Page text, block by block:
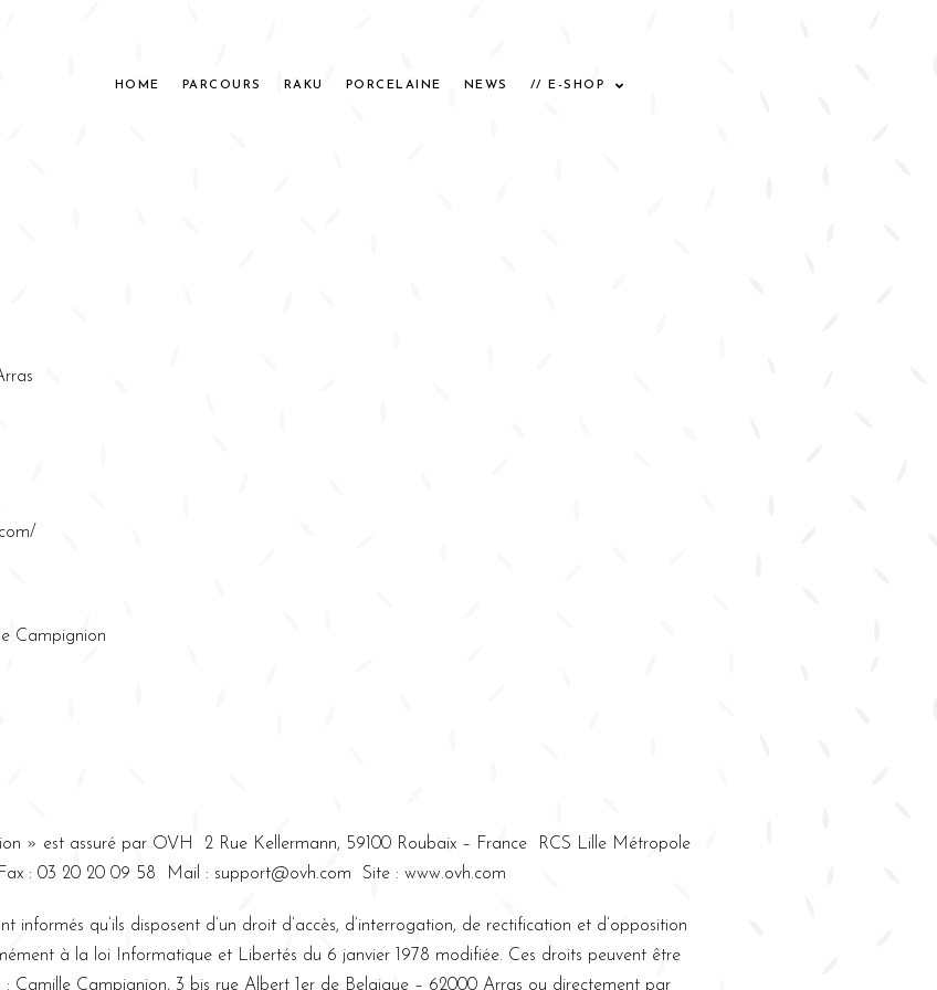
HOME PARCOURS RAKU PORCELAINE NEWS // E-SHOP
Campignion
» est assuré par OVH 2 Rue Kellermann, 59100 Roubaix – France RCS Lille Métropole
: 03 20 20 09 58 Mail : support@ovh.com Site : www.ovh.com
informés qu’ils disposent d’un droit d’accès, d’interrogation, de rectification et d’opposition
à la loi Informatique et Libertés du 6 janvier 1978 modifiée. Ces droits peuvent être
: Camille Campignion, 3 bis rue Albert 1er de Belgique – 62000 Arras ou directement par